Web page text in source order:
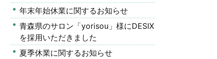
年末年始休業に関するお知らせ
青森県のサロン「yorisou」様にDESIX
を採用いただきました
夏季休業に関するお知らせ